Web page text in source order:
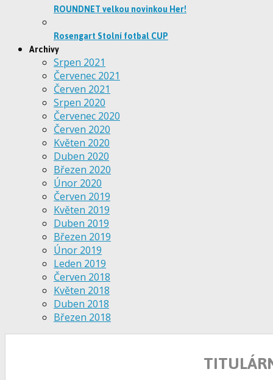
ROUNDNET velkou novinkou Her!
Rosengart Stolní fotbal CUP
Archivy
Srpen 2021
Červenec 2021
Červen 2021
Srpen 2020
Červenec 2020
Červen 2020
Květen 2020
Duben 2020
Březen 2020
Únor 2020
Červen 2019
Květen 2019
Duben 2019
Březen 2019
Únor 2019
Leden 2019
Červen 2018
Květen 2018
Duben 2018
Březen 2018